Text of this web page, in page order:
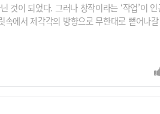
것이 되었다. 그러나 창작이라는 ‘작업’이
에서 제각각의 방향으로 무한대로 뻗어나
이 사람의 말을 들어볼 필요가 있다. 작가
탁월한 상상력의 소유자임을 인정하지 않을
, 우주, 잠의 세계까지, 경계와 시공간을 넘